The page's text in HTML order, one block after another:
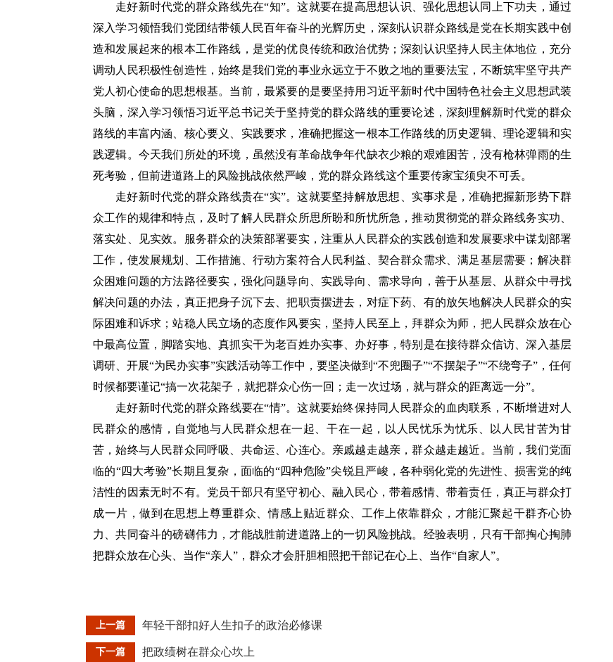
走好新时代党的群众路线先在“知”。这就要在提高思想认识、强化思想认同上下功夫，通过
深入学习领悟我们党团结带领人民百年奋斗的光辉历史，深刻认识群众路线是党在长期实践中创
造和发展起来的根本工作路线，是党的优良传统和政治优势；深刻认识坚持人民主体地位，充分
调动人民积极性创造性，始终是我们党的事业永远立于不败之地的重要法宝，不断筑牢坚守共产
党人初心使命的思想根基。当前，最紧要的是要坚持用习近平新时代中国特色社会主义思想武装
头脑，深入学习领悟习近平总书记关于坚持党的群众路线的重要论述，深刻理解新时代党的群众
路线的丰富内涵、核心要义、实践要求，准确把握这一根本工作路线的历史逻辑、理论逻辑和实
践逻辑。今天我们所处的环境，虽然没有革命战争年代缺衣少粮的艰难困苦，没有枪林弹雨的生
死考验，但前进道路上的风险挑战依然严峻，党的群众路线这个重要传家宝须臾不可丢。
走好新时代党的群众路线贵在“实”。这就要坚持解放思想、实事求是，准确把握新形势下群
众工作的规律和特点，及时了解人民群众所思所盼和所忧所急，推动贯彻党的群众路线务实功、
落实处、见实效。服务群众的决策部署要实，注重从人民群众的实践创造和发展要求中谋划部署
工作，使发展规划、工作措施、行动方案符合人民利益、契合群众需求、满足基层需要；解决群
众困难问题的方法路径要实，强化问题导向、实践导向、需求导向，善于从基层、从群众中寻找
解决问题的办法，真正把身子沉下去、把职责摆进去，对症下药、有的放矢地解决人民群众的实
际困难和诉求；站稳人民立场的态度作风要实，坚持人民至上，拜群众为师，把人民群众放在心
中最高位置，脚踏实地、真抓实干为老百姓办实事、办好事，特别是在接待群众信访、深入基层
调研、开展“为民办实事”实践活动等工作中，要坚决做到“不兜圈子”“不摆架子”“不绕弯子”，任何
时候都要谨记“搞一次花架子，就把群众心伤一回；走一次过场，就与群众的距离远一分”。
走好新时代党的群众路线要在“情”。这就要始终保持同人民群众的血肉联系，不断增进对人
民群众的感情，自觉地与人民群众想在一起、干在一起，以人民忧乐为忧乐、以人民甘苦为甘
苦，始终与人民群众同呼吸、共命运、心连心。亲戚越走越亲，群众越走越近。当前，我们党面
临的“四大考验”长期且复杂，面临的“四种危险”尖锐且严峻，各种弱化党的先进性、损害党的纯
洁性的因素无时不有。党员干部只有坚守初心、融入民心，带着感情、带着责任，真正与群众打
成一片，做到在思想上尊重群众、情感上贴近群众、工作上依靠群众，才能汇聚起干群齐心协
力、共同奋斗的磅礴伟力，才能战胜前进道路上的一切风险挑战。经验表明，只有干部掏心掏肺
把群众放在心头、当作“亲人”，群众才会肝胆相照把干部记在心上、当作“自家人”。
上一篇 年轻干部扣好人生扣子的政治必修课
下一篇 把政绩树在群众心坎上